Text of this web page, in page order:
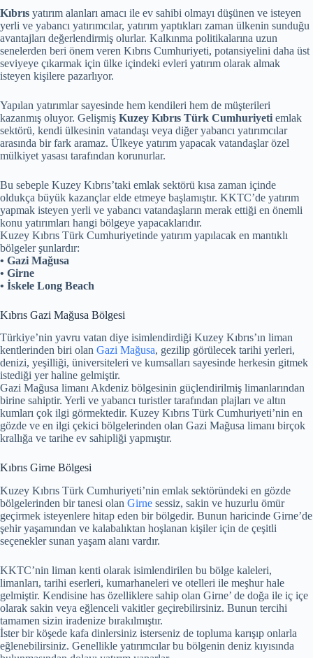
Kıbrıs yatırım alanları amacı ile ev sahibi olmayı düşünen ve isteyen
yerli ve yabancı yatırımcılar, yatırım yaptıkları zaman ülkenin sunduğu
avantajları değerlendirmiş olurlar. Kalkınma politikalarına uzun
senelerden beri önem veren Kıbrıs Cumhuriyeti, potansiyelini daha üst
seviyeye çıkarmak için ülke içindeki evleri yatırım olarak almak
isteyen kişilere pazarlıyor.
Yapılan yatırımlar sayesinde hem kendileri hem de müşterileri
kazanmış oluyor. Gelişmiş Kuzey Kıbrıs Türk Cumhuriyeti emlak
sektörü, kendi ülkesinin vatandaşı veya diğer yabancı yatırımcılar
arasında bir fark aramaz. Ülkeye yatırım yapacak vatandaşlar özel
mülkiyet yasası tarafından korunurlar.
Bu sebeple Kuzey Kıbrıs’taki emlak sektörü kısa zaman içinde
oldukça büyük kazançlar elde etmeye başlamıştır. KKTC’de yatırım
yapmak isteyen yerli ve yabancı vatandaşların merak ettiği en önemli
konu yatırımları hangi bölgeye yapacaklarıdır.
Kuzey Kıbrıs Türk Cumhuriyetinde yatırım yapılacak en mantıklı
bölgeler şunlardır:
• Gazi Mağusa
• Girne
• İskele Long Beach
Kıbrıs Gazi Mağusa Bölgesi
Türkiye’nin yavru vatan diye isimlendirdiği Kuzey Kıbrıs’ın liman
kentlerinden biri olan Gazi Mağusa, gezilip görülecek tarihi yerleri,
denizi, yeşilliği, üniversiteleri ve kumsalları sayesinde herkesin gitmek
istediği yer haline gelmiştir.
Gazi Mağusa limanı Akdeniz bölgesinin güçlendirilmiş limanlarından
birine sahiptir. Yerli ve yabancı turistler tarafından plajları ve altın
kumları çok ilgi görmektedir. Kuzey Kıbrıs Türk Cumhuriyeti’nin en
gözde ve en ilgi çekici bölgelerinden olan Gazi Mağusa limanı birçok
krallığa ve tarihe ev sahipliği yapmıştır.
Kıbrıs Girne Bölgesi
Kuzey Kıbrıs Türk Cumhuriyeti’nin emlak sektöründeki en gözde
bölgelerinden bir tanesi olan Girne sessiz, sakin ve huzurlu ömür
geçirmek isteyenlere hitap eden bir bölgedir. Bunun haricinde Girne’de
şehir yaşamından ve kalabalıktan hoşlanan kişiler için de çeşitli
seçenekler sunan yaşam alanı vardır.
KKTC’nin liman kenti olarak isimlendirilen bu bölge kaleleri,
limanları, tarihi eserleri, kumarhaneleri ve otelleri ile meşhur hale
gelmiştir. Kendisine has özelliklere sahip olan Girne’ de doğa ile iç içe
olarak sakin veya eğlenceli vakitler geçirebilirsiniz. Bunun tercihi
tamamen sizin iradenize bırakılmıştır.
İster bir köşede kafa dinlersiniz isterseniz de topluma karışıp onlarla
eğlenebilirsiniz. Genellikle yatırımcılar bu bölgenin deniz kıyısında